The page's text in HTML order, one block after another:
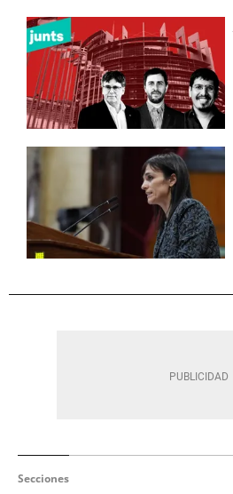
Secciones